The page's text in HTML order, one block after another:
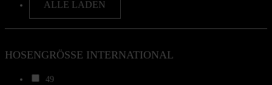
ALLE LADEN
HOSENGRÖSSE INTERNATIONAL
49